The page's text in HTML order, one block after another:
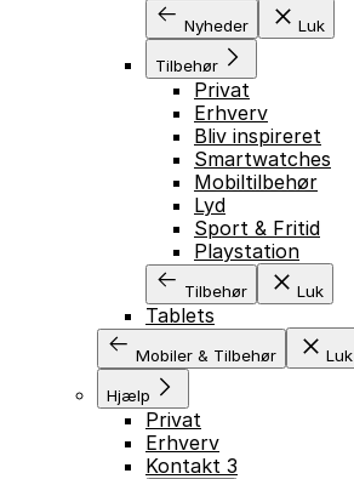
Nyheder Luk
Tilbehør
Privat
Erhverv
Bliv inspireret
Smartwatches
Mobiltilbehør
Lyd
Sport & Fritid
Playstation
Tilbehør Luk
Tablets
Mobiler & Tilbehør Luk
Hjælp
Privat
Erhverv
Kontakt 3